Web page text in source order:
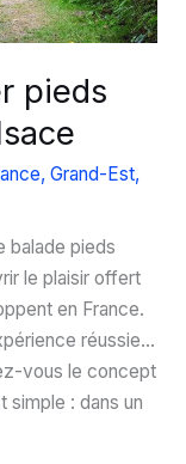
pieds
, Grand-Est,
balade pieds
le plaisir offert
en France.
réussie…
vous le concept
simple : dans un